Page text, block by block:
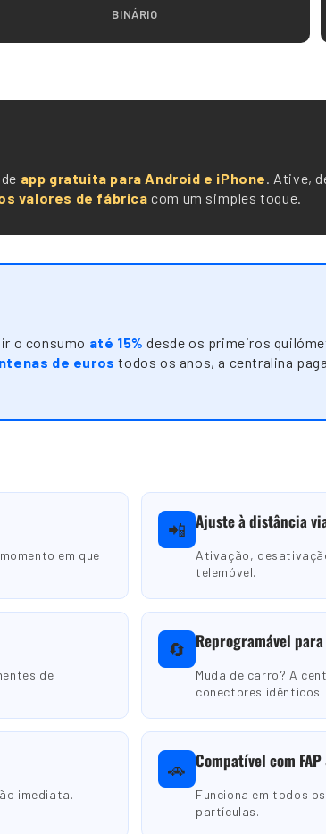
BINÁRIO
app gratuita para Android e iPhone . Ative,
valores de fábrica com um simples toque.
o consumo até 15% desde os primeiros
de euros todos os anos, a centralina
em que
📲 Ajuste à distância
Ativação,
telemóvel.
de
🔄 Reprogramável
Muda de carro? A
conectores idênticos.
imediata.
🚗 Compatível com
Funciona em todos
partículas.